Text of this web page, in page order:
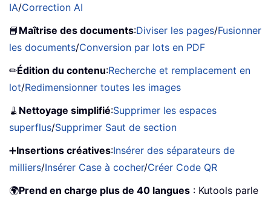
IA/Correction AI
📘 Maîtrise des documents:Diviser les pages/Fusionner
les documents/Conversion par lots en PDF
✏Édition du contenu:Recherche et remplacement en
lot/Redimensionner toutes les images
🧹 Nettoyage simplifié:Supprimer les espaces
superflus/Supprimer Saut de section
➕Insertions créatives:Insérer des séparateurs de
milliers/Insérer Case à cocher/Créer Code QR
🌍Prend en charge plus de 40 langues : Kutools parle